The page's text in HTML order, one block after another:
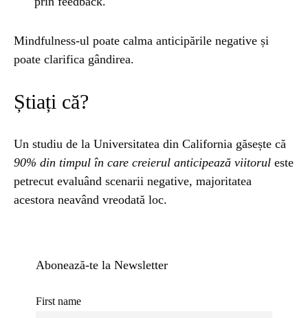
Mindfulness-ul poate calma anticipările negative și
poate clarifica gândirea.
Știați că?
Un studiu de la Universitatea din California găsește că
90% din timpul în care creierul anticipează viitorul este
petrecut evaluând scenarii negative, majoritatea
acestora neavând vreodată loc.
Abonează-te la Newsletter
First name